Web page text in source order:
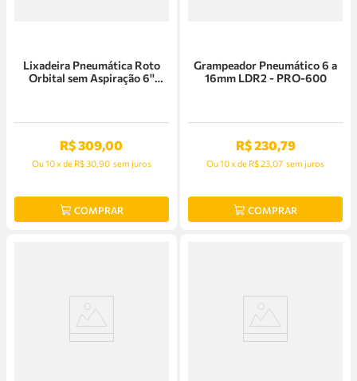
Lixadeira Pneumática Roto
Orbital sem Aspiração 6''
R$309,00
Ou10xde R$ 30,90 sem juros
COMPRAR
Grampeador Pneumático 6 a
16mm LDR2 - PRO-600
R$230,79
Ou10xde R$ 23,07 sem juros
COMPRAR